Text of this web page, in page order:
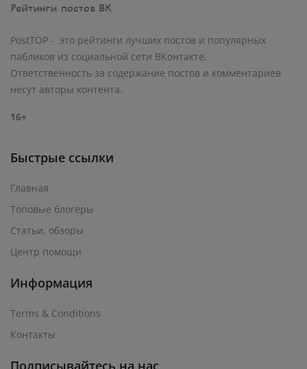
PostTOP - это рейтинги лучших постов и популярных
пабликов из социальной сети ВКонтакте.
Ответственность за содержание постов и комментариев
несут авторы контента.
16+
Быстрые ссылки
Главная
Топовые блогеры
Статьи, обзоры
Центр помощи
Информация
Terms & Conditions
Контакты
Подписывайтесь на нас